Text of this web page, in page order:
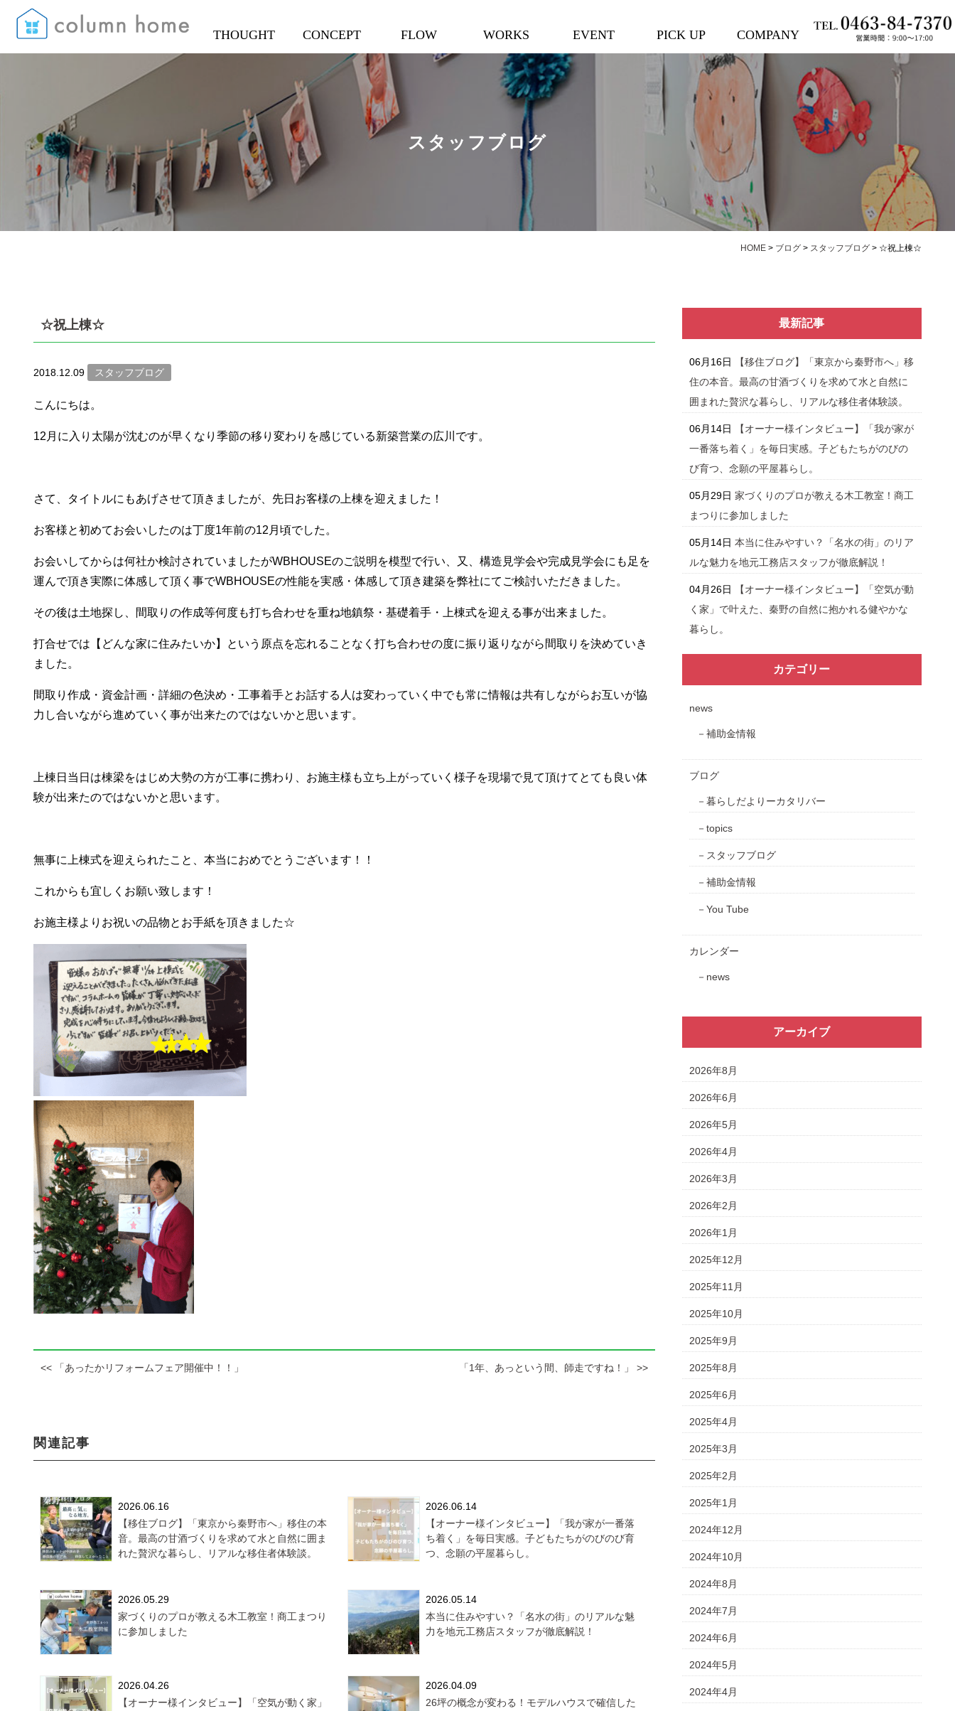
THOUGHT CONCEPT FLOW WORKS EVENT PICK UP COMPANY
スタッフブログ
HOME > ブログ > スタッフブログ > ☆祝上棟☆
☆祝上棟☆
2018.12.09 スタッフブログ
こんにちは。
12月に入り太陽が沈むのが早くなり季節の移り変わりを感じている新築営業の広川です。
さて、タイトルにもあげさせて頂きましたが、先日お客様の上棟を迎えました！
お客様と初めてお会いしたのは丁度1年前の12月頃でした。
お会いしてからは何社か検討されていましたがWBHOUSEのご説明を模型で行い、又、構造見学会や完成見学会にも足を
運んで頂き実際に体感して頂く事でWBHOUSEの性能を実感・体感して頂き建築を弊社にてご検討いただきました。
その後は土地探し、間取りの作成等何度も打ち合わせを重ね地鎮祭・基礎着手・上棟式を迎える事が出来ました。
打合せでは【どんな家に住みたいか】という原点を忘れることなく打ち合わせの度に振り返りながら間取りを決めていき
ました。
間取り作成・資金計画・詳細の色決め・工事着手とお話する人は変わっていく中でも常に情報は共有しながらお互いが協
力し合いながら進めていく事が出来たのではないかと思います。
上棟日当日は棟梁をはじめ大勢の方が工事に携わり、お施主様も立ち上がっていく様子を現場で見て頂けてとても良い体
験が出来たのではないかと思います。
無事に上棟式を迎えられたこと、本当におめでとうございます！！
これからも宜しくお願い致します！
お施主様よりお祝いの品物とお手紙を頂きました☆
<< 「あったかリフォームフェア開催中！！」 「1年、あっという間、師走ですね！」 >>
関連記事
2026.06.16
【移住ブログ】「東京から秦野市へ」移住の本
音。最高の甘酒づくりを求めて水と自然に囲ま
れた贅沢な暮らし、リアルな移住者体験談。
2026.06.14
【オーナー様インタビュー】「我が家が一番落
ち着く」を毎日実感。子どもたちがのびのび育
つ、念願の平屋暮らし。
2026.05.29
家づくりのプロが教える木工教室！商工まつり
に参加しました
2026.05.14
本当に住みやすい？「名水の街」のリアルな魅
力を地元工務店スタッフが徹底解説！
2026.04.26
【オーナー様インタビュー】「空気が動く家」
2026.04.09
26坪の概念が変わる！モデルハウスで確信した
最新記事
06月16日
【移住ブログ】「東京から秦野市へ」移
住の本音。最高の甘酒づくりを求めて水と自然に
囲まれた贅沢な暮らし、リアルな移住者体験談。
06月14日
【オーナー様インタビュー】「我が家が
一番落ち着く」を毎日実感。子どもたちがのびの
び育つ、念願の平屋暮らし。
05月29日 家づくりのプロが教える木工教室！商工
まつりに参加しました
05月14日 本当に住みやすい？「名水の街」のリア
ルな魅力を地元工務店スタッフが徹底解説！
04月26日
【オーナー様インタビュー】「空気が動
く家」で叶えた、秦野の自然に抱かれる健やかな
暮らし。
カテゴリー
news
補助金情報
ブログ
暮らしだよりーカタリバー
topics
スタッフブログ
補助金情報
You Tube
カレンダー
news
アーカイブ
2026年8月
2026年6月
2026年5月
2026年4月
2026年3月
2026年2月
2026年1月
2025年12月
2025年11月
2025年10月
2025年9月
2025年8月
2025年6月
2025年4月
2025年3月
2025年2月
2025年1月
2024年12月
2024年10月
2024年8月
2024年7月
2024年6月
2024年5月
2024年4月